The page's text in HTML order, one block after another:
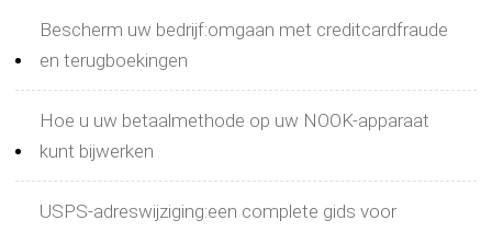
Bescherm uw bedrijf:omgaan met creditcardfraude
en terugboekingen
Hoe u uw betaalmethode op uw NOOK-apparaat
kunt bijwerken
USPS-adreswijziging:een complete gids voor